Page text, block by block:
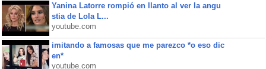
Yanina Latorre rompió en llanto al ver la angu
stia de Lola L...
youtube.com
imitando a famosas que me parezco *o eso dic
en*
youtube.com